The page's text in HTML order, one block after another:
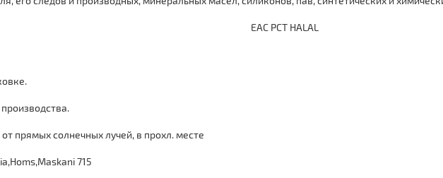
ЕАС РСТ HALAL
прямых солнечных лучей, в прохл. месте
715